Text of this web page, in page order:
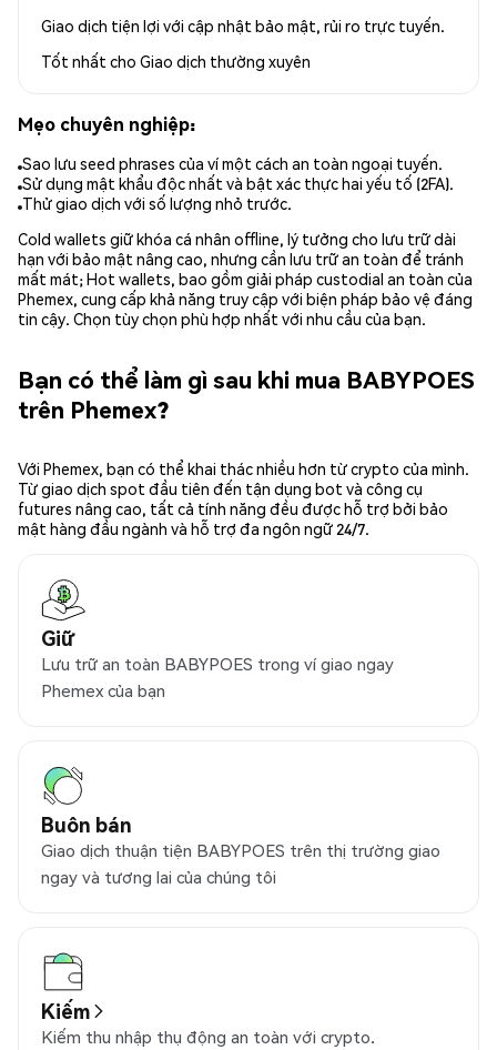
Giao dịch tiện lợi với cập nhật bảo mật, rủi ro trực tuyến.
Tốt nhất cho Giao dịch thường xuyên
Mẹo chuyên nghiệp:
Sao lưu seed phrases của ví một cách an toàn ngoại tuyến.
Sử dụng mật khẩu độc nhất và bật xác thực hai yếu tố (2FA).
Thử giao dịch với số lượng nhỏ trước.
Cold wallets giữ khóa cá nhân offline, lý tưởng cho lưu trữ dài
hạn với bảo mật nâng cao, nhưng cần lưu trữ an toàn để tránh
mất mát; Hot wallets, bao gồm giải pháp custodial an toàn của
Phemex, cung cấp khả năng truy cập với biện pháp bảo vệ đáng
tin cậy. Chọn tùy chọn phù hợp nhất với nhu cầu của bạn.
Bạn có thể làm gì sau khi mua BABYPOES
trên Phemex?
Với Phemex, bạn có thể khai thác nhiều hơn từ crypto của mình.
Từ giao dịch spot đầu tiên đến tận dụng bot và công cụ
futures nâng cao, tất cả tính năng đều được hỗ trợ bởi bảo
mật hàng đầu ngành và hỗ trợ đa ngôn ngữ 24/7.
Giữ
Lưu trữ an toàn BABYPOES trong ví giao ngay
Phemex của bạn
Buôn bán
Giao dịch thuận tiện BABYPOES trên thị trường giao
ngay và tương lai của chúng tôi
Kiếm
Kiếm thu nhập thụ động an toàn với crypto.